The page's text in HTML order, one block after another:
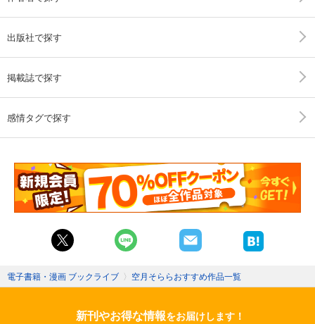
出版社で探す
掲載誌で探す
感情タグで探す
電子書籍・漫画 ブックライブ 〉 空月そららおすすめ作品一覧
新刊やお得な情報をお届けします！